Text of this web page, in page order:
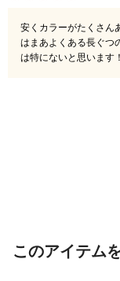
安くカラーがたくさん
はまあよくある長ぐつ
は特にないと思います！
このアイテム